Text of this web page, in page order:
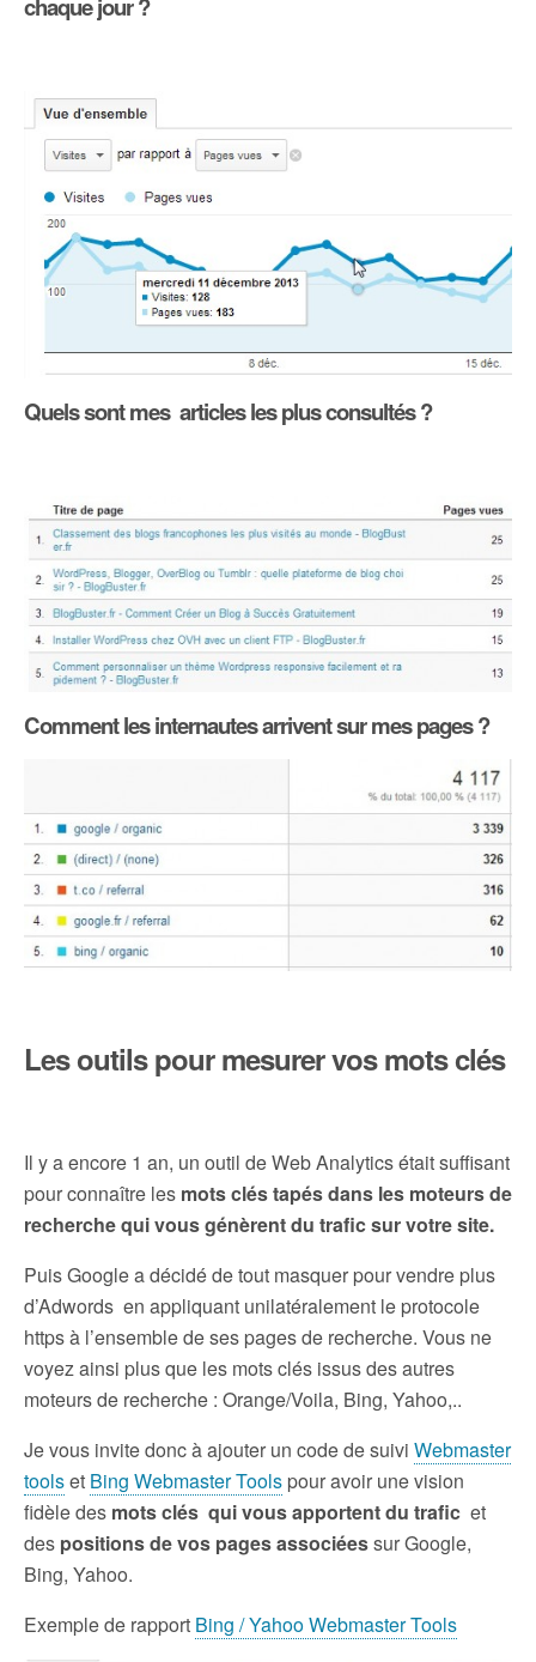
Quels sont mes articles les plus consultés ?
Comment les internautes arrivent sur mes pages ?
Les outils pour mesurer vos mots clés
Il y a encore 1 an, un outil de Web Analytics était suffisant
pour connaître les mots clés tapés dans les moteurs de
recherche qui vous génèrent du trafic sur votre site.
Puis Google a décidé de tout masquer pour vendre plus
d’Adwords en appliquant unilatéralement le protocole
https à l’ensemble de ses pages de recherche. Vous ne
voyez ainsi plus que les mots clés issus des autres
moteurs de recherche : Orange/Voila, Bing, Yahoo,..
Je vous invite donc à ajouter un code de suivi Webmaster
toolset Bing Webmaster Tools pour avoir une vision
fidèle des mots clés qui vous apportent du trafic et
des positions de vos pages associéessur Google,
Bing, Yahoo.
Exemple de rapport Bing / Yahoo Webmaster Tools